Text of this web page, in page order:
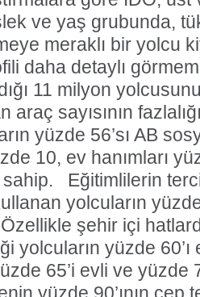
ve yaş grubunda,
meraklı bir yolcu
daha detaylı
11 milyon
araç sayısının
yüzde 56’sı AB
10, ev hanımları
Eğitimlilerin
yolcuların
şehir içi
yolcuların yüzde
65’i evli ve yüzde